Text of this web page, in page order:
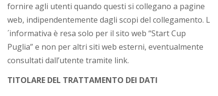
fornire agli utenti quando questi si collegano a pagine
web, indipendentemente dagli scopi del collegamento. L
´informativa è resa solo per il sito web “Start Cup
Puglia” e non per altri siti web esterni, eventualmente
consultati dall’utente tramite link.
TITOLARE DEL TRATTAMENTO DEI DATI